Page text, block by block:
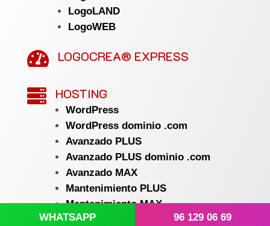
LogoLAND
LogoWEB
 LOGOCREA® EXPRESS
 HOSTING
WordPress
WordPress dominio .com
Avanzado PLUS
Avanzado PLUS dominio .com
Avanzado MAX
Mantenimiento PLUS
Mantenimiento MAX
WHATSAPP 96 129 06 69